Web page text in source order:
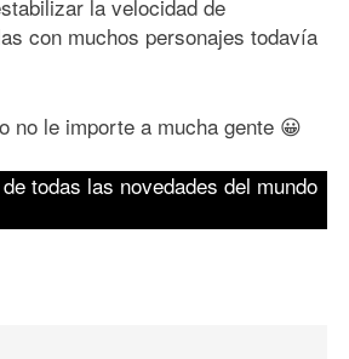
la velocidad de
con muchos personajes todavía
no le importe a mucha gente 😀
todas las novedades del mundo